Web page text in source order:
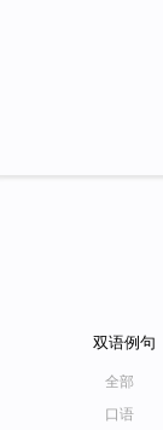
双语例句
全部
口语